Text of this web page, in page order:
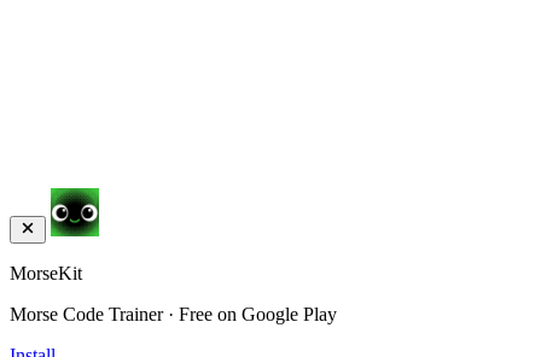
MorseKit
Morse Code Trainer · Free on Google Play